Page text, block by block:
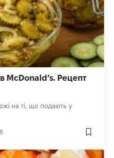
McDonald’s. Рецепт
на ті, що подають у